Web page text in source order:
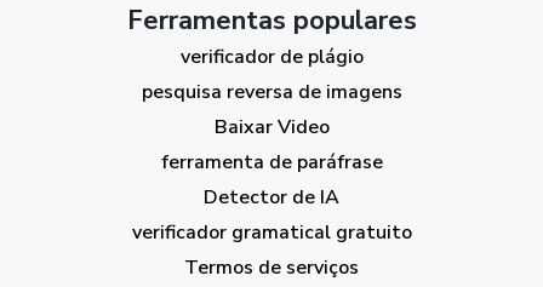
Ferramentas populares
verificador de plágio
pesquisa reversa de imagens
Baixar Video
ferramenta de paráfrase
Detector de IA
verificador gramatical gratuito
Termos de serviços